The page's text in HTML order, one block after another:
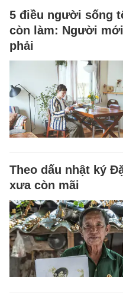
5 điều người sống
còn làm: Người
phải
Theo dấu nhật ký
xưa còn mãi